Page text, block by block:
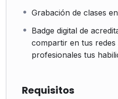
Grabación de clases
Badge digital de
compartir en tus redes
profesionales tus
Requisitos